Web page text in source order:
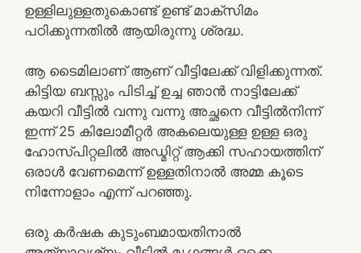
ഉള്ളിലുള്ളതുകൊണ്ട് ഉണ്ട് മാക്സിമം
പഠിക്കുന്നതിൽ ആയിരുന്നു ശ്രദ്ധ.
ആ ടൈമിലാണ് ആണ് വീട്ടിലേക്ക് വിളിക്കുന്നത്.
കിട്ടിയ ബസ്സും പിടിച്ച് ഉച്ച ഞാൻ നാട്ടിലേക്ക്
കയറി വീട്ടിൽ വന്നു വന്നു അച്ഛനെ വീട്ടിൽനിന്ന്
ഇന്ന് 25 കിലോമീറ്റർ അകലെയുള്ള ഉള്ള ഒരു
ഹോസ്പിറ്റലിൽ അഡ്മിറ്റ് ആക്കി സഹായത്തിന്
ഒരാൾ വേണമെന്ന് ഉള്ളതിനാൽ അമ്മ കൂടെ
നിന്നോളാം എന്ന് പറഞ്ഞു.
ഒരു കർഷക കുടുംബമായതിനാൽ